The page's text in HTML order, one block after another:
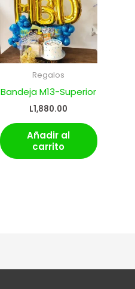
Regalos
Bandeja M13-Superior
L1,880.00
Añadir al
carrito